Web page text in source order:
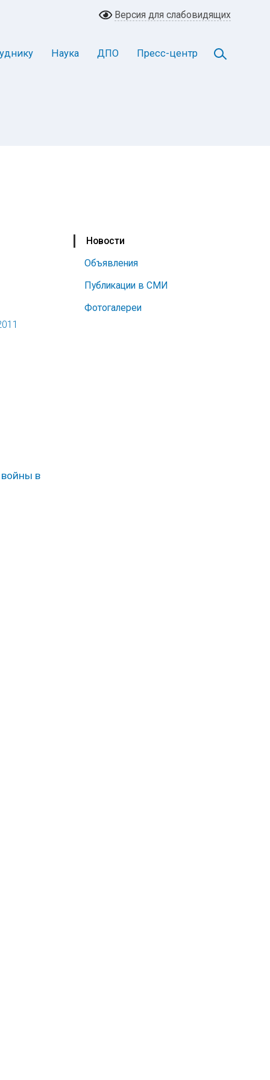
Версия для слабовидящих
Наука ДПО Пресс-центр
Новости
Объявления
Публикации в СМИ
Фотогалереи
в